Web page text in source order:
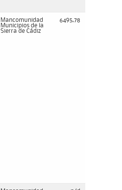
Mancomunidad
Municipios de la
Sierra de Cádiz
6495,78